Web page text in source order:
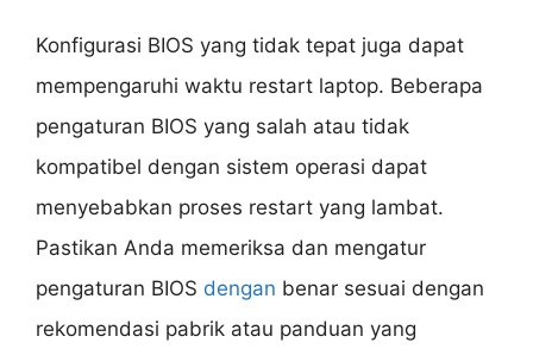
Konfigurasi BIOS yang tidak tepat juga dapat
mempengaruhi waktu restart laptop. Beberapa
pengaturan BIOS yang salah atau tidak
kompatibel dengan sistem operasi dapat
menyebabkan proses restart yang lambat.
Pastikan Anda memeriksa dan mengatur
pengaturan BIOS dengan benar sesuai dengan
rekomendasi pabrik atau panduan yang